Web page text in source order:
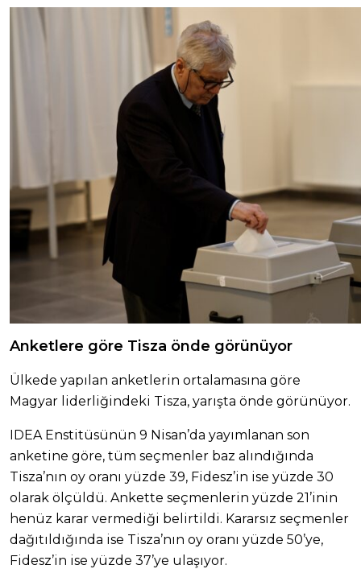
Anketlere göre Tisza önde görünüyor
Ülkede yapılan anketlerin ortalamasına göre
Magyar liderliğindeki Tisza, yarışta önde görünüyor.
IDEA Enstitüsünün 9 Nisan’da yayımlanan son
anketine göre, tüm seçmenler baz alındığında
Tisza’nın oy oranı yüzde 39, Fidesz’in ise yüzde 30
olarak ölçüldü. Ankette seçmenlerin yüzde 21’inin
henüz karar vermediği belirtildi. Kararsız seçmenler
dağıtıldığında ise Tisza’nın oy oranı yüzde 50’ye,
Fidesz’in ise yüzde 37’ye ulaşıyor.